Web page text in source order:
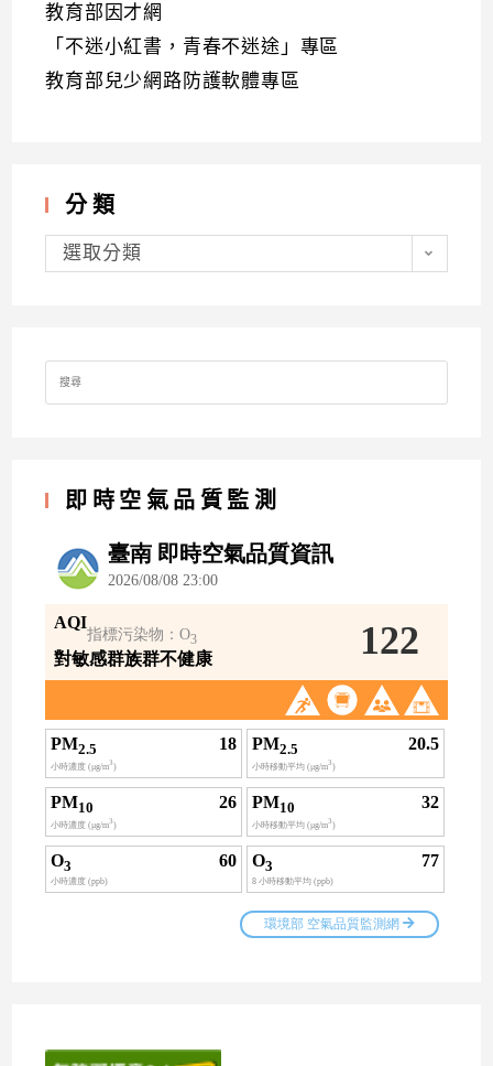
教育部因才網
「不迷小紅書，青春不迷途」專區
教育部兒少網路防護軟體專區
分類
分
類選取分類
Search
for:
即時空氣品質監測